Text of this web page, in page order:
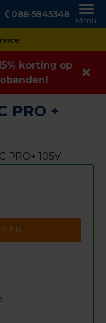
088-5945348
Menu
korting op
PRO +